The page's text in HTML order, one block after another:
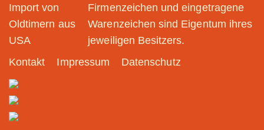
Firmenzeichen und eingetragene
Warenzeichen sind Eigentum ihres
jeweiligen Besitzers.
Kontakt
Impressum Datenschutz